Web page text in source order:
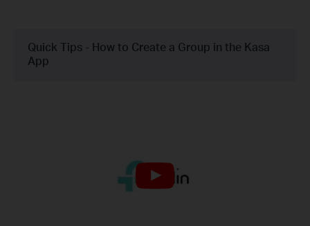
Quick Tips - How to Create a Group in the Kasa
App